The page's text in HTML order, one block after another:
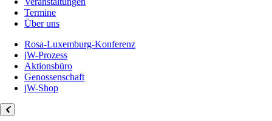
Termine
Über uns
Rosa-Luxemburg-Konferenz
jW-Prozess
Aktionsbüro
Genossenschaft
jW-Shop